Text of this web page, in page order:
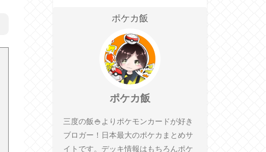
ポケカ飯
ポケカ飯
三度の飯🍚よりポケモンカードが好き
ブロガー！日本最大のポケカまとめサ
イトです。デッキ情報はもちろんポケ